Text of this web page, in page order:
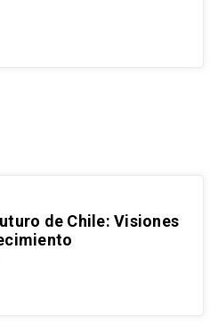
de Chile: Visiones